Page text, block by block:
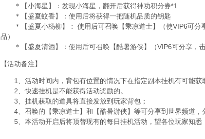
＊【小海星】：发现小海星，翻开后获得神功积分券*1
＊【盛夏蚊香】：使用后将获得一把随机品质的钥匙
＊【盛夏小杨柳】： 使用后可召唤【乘凉道士】（使VIP6可分
品）
＊【盛夏清酒】：使用后可召唤【酷暑游侠】（VIP6可分享，
【活动备注】
1、活动时间内，背包有位置的情况下在指定副本挂机有可能获
2、快速挂机是不能获得活动奖励的。
3、挂机获取的道具将直接发放到玩家背包；
4、召唤的【乘凉道士】和【酷暑游侠】等可分享到世界频道，
5、本活动开启后将顶替现有的每日挂机活动，望各位玩家知悉